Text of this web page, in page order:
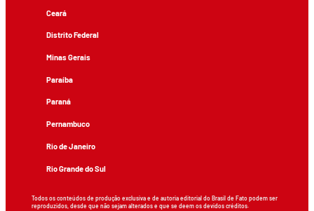
Ceará
Distrito Federal
Minas Gerais
Paraíba
Paraná
Pernambuco
Rio de Janeiro
Rio Grande do Sul
Todos os conteúdos de produção exclusiva e de autoria editorial do Brasil de Fato podem ser
reproduzidos, desde que não sejam alterados e que se deem os devidos créditos.